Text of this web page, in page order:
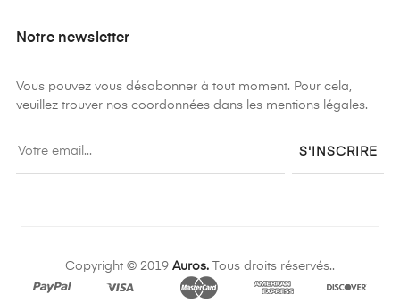
Notre newsletter
Vous pouvez vous désabonner à tout moment. Pour cela,
veuillez trouver nos coordonnées dans les mentions légales.
S'INSCRIRE
Copyright © 2019 Auros. Tous droits réservés..